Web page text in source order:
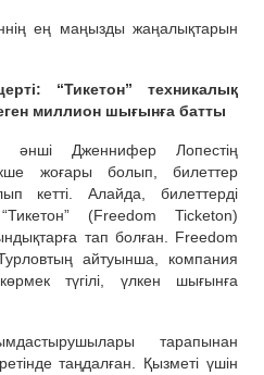
ең маңызды жаңалықтарын
“Тикетон” техникалық
миллион шығынға батты
әнші Дженнифер Лопестің
жоғары болып, билеттер
кетті. Алайда, билеттерді
(Freedom Ticketon)
тап болған. Freedom
айтуынша, компания
түгілі, үлкен шығынға
тарапынан
таңдалған. Қызметі үшін